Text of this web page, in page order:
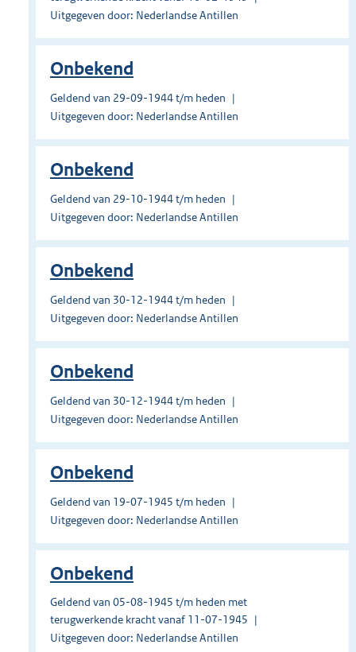
Uitgegeven door: Nederlandse Antillen
Onbekend
Geldend van 29-09-1944 t/m heden
Uitgegeven door: Nederlandse Antillen
Onbekend
Geldend van 29-10-1944 t/m heden
Uitgegeven door: Nederlandse Antillen
Onbekend
Geldend van 30-12-1944 t/m heden
Uitgegeven door: Nederlandse Antillen
Onbekend
Geldend van 30-12-1944 t/m heden
Uitgegeven door: Nederlandse Antillen
Onbekend
Geldend van 19-07-1945 t/m heden
Uitgegeven door: Nederlandse Antillen
Onbekend
Geldend van 05-08-1945 t/m heden met
terugwerkende kracht vanaf 11-07-1945
Uitgegeven door: Nederlandse Antillen